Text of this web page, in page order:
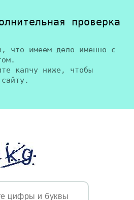
проверка
что имеем дело именно с
капчу ниже, чтобы